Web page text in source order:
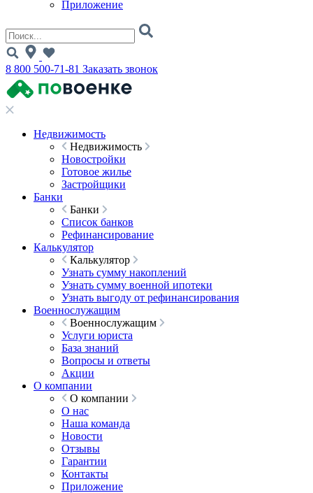
Приложение
8 800 500-71-81 Заказать звонок
Недвижимость
Недвижимость
Новостройки
Готовое жилье
Застройщики
Банки
Банки
Список банков
Рефинансирование
Калькулятор
Калькулятор
Узнать сумму накоплений
Узнать сумму военной ипотеки
Узнать выгоду от рефинансирования
Военнослужащим
Военнослужащим
Услуги юриста
База знаний
Вопросы и ответы
Акции
О компании
О компании
О нас
Наша команда
Новости
Отзывы
Гарантии
Контакты
Приложение